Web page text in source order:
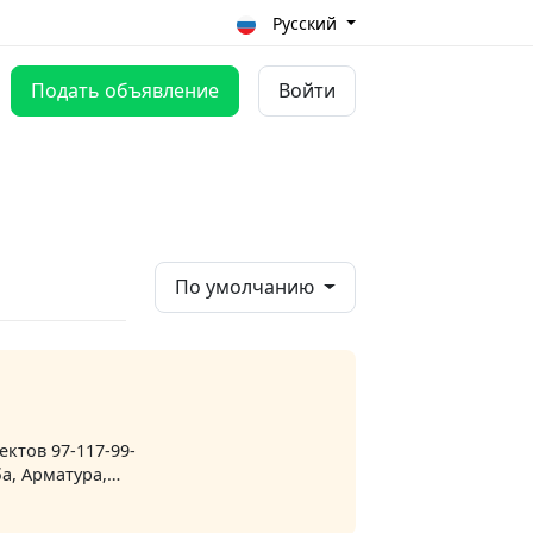
Русский
Подать объявление Войти
По умолчанию
97-117-99-
Арматура,
Тошкент